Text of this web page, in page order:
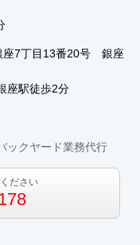
座7丁目13番20号 銀座
座駅徒歩2分
ックヤード業務代行
ださい